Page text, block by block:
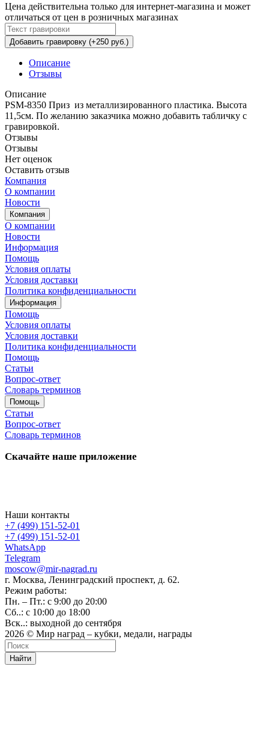
Цена действительна только для интернет-магазина и может
отличаться от цен в розничных магазинах
Добавить гравировку (+250 руб.)
Описание
Отзывы
Описание
PSM-8350 Приз из металлизированного пластика. Высота
11,5см. По желанию заказчика можно добавить табличку с
гравировкой.
Отзывы
Отзывы
Нет оценок
Оставить отзыв
Компания
О компании
Новости
Компания
О компании
Новости
Информация
Помощь
Условия оплаты
Условия доставки
Политика конфиденциальности
Информация
Помощь
Условия оплаты
Условия доставки
Политика конфиденциальности
Помощь
Статьи
Вопрос-ответ
Словарь терминов
Помощь
Статьи
Вопрос-ответ
Словарь терминов
Скачайте наше приложение
Наши контакты
+7 (499) 151-52-01
+7 (499) 151-52-01
WhatsApp
Telegram
moscow@mir-nagrad.ru
г. Москва, Ленинградский проспект, д. 62.
Режим работы:
Пн. – Пт.: с 9:00 до 20:00
Сб..: с 10:00 до 18:00
Вск..: выходной до сентября
2026 © Мир наград – кубки, медали, награды
Найти